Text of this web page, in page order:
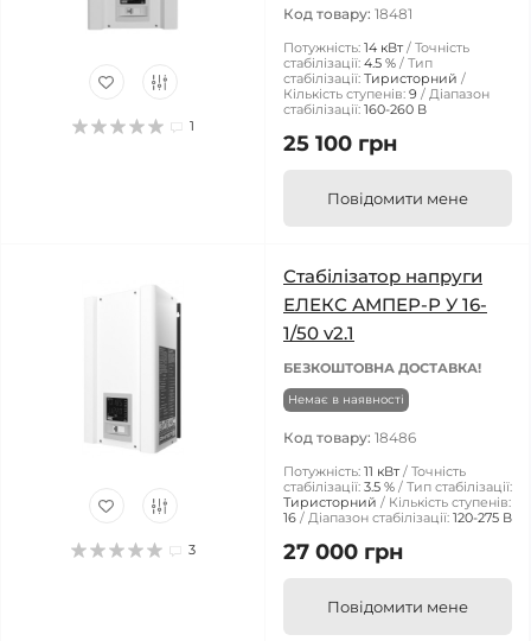
1
Код товару: 18481
Потужність: 14 кВт
Точність
стабілізації: 4.5 %
Тип
стабілізації: Тиристорний
Кількість ступенів: 9
Діапазон
стабілізації: 160-260 В
25 100 грн
Повідомити мене
3
Стабілізатор напруги
ЕЛЕКС АМПЕР-Р У 16-
1/50 v2.1
БЕЗКОШТОВНА ДОСТАВКА!
Немає в наявності
Код товару: 18486
Потужність: 11 кВт
Точність
стабілізації: 3.5 %
Тип стабілізації:
Тиристорний
Кількість ступенів:
16
Діапазон стабілізації: 120-275 В
27 000 грн
Повідомити мене